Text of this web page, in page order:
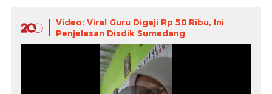
Video: Viral Guru Digaji Rp 50 Ribu, Ini
Penjelasan Disdik Sumedang